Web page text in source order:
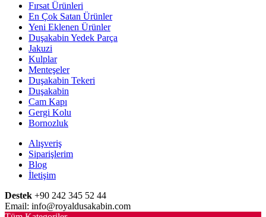
Fırsat Ürünleri
En Çok Satan Ürünler
Yeni Eklenen Ürünler
Duşakabin Yedek Parça
Jakuzi
Kulplar
Menteşeler
Duşakabin Tekeri
Duşakabin
Cam Kapı
Gergi Kolu
Bornozluk
Alışveriş
Siparişlerim
Blog
İletişim
Destek +90 242 345 52 44
Email: info@royaldusakabin.com